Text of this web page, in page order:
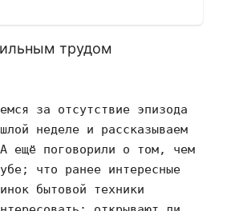
трудом
за отсутствие эпизода
неделе и рассказываем
ещё поговорили о том, чем
что ранее интересные
бытовой техники